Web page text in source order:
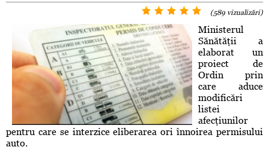
(589 vizualizări)
Ministerul
Sănătăţii a
elaborat un
proiect de
Ordin prin
care aduce
modificări
listei
afecţiunilor
pentru care se interzice eliberarea ori înnoirea permisului
auto.